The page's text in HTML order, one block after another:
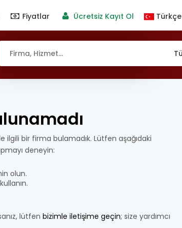
Fiyatlar Ücretsiz Kayıt Ol Türkçe
ilgili bir firma bulamadık. Lütfen aşağıdaki
deneyin:
olun.
lütfen bizimle iletişime geçin; size yardımcı